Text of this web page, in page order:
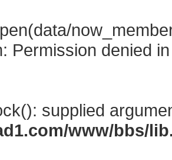
Permission denied
supplied
www/bbs/